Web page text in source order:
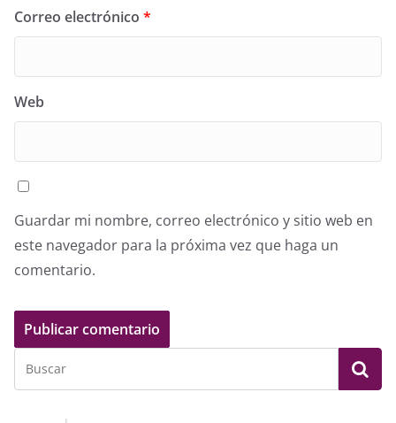
Correo electrónico *
Web
Guardar mi nombre, correo electrónico y sitio web en
este navegador para la próxima vez que haga un
comentario.